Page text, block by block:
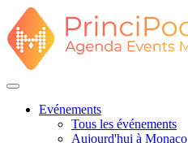
Evénements
Tous les événements
Aujourd'hui à Monaco